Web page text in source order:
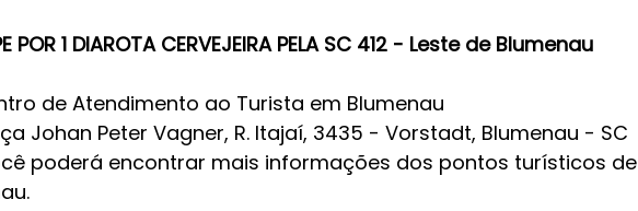
POR 1 DIAROTA CERVEJEIRA PELA SC 412 - Leste de Blumenau
de Atendimento ao Turista em Blumenau
Johan Peter Vagner, R. Itajaí, 3435 - Vorstadt, Blumenau - SC
poderá encontrar mais informações dos pontos turísticos de